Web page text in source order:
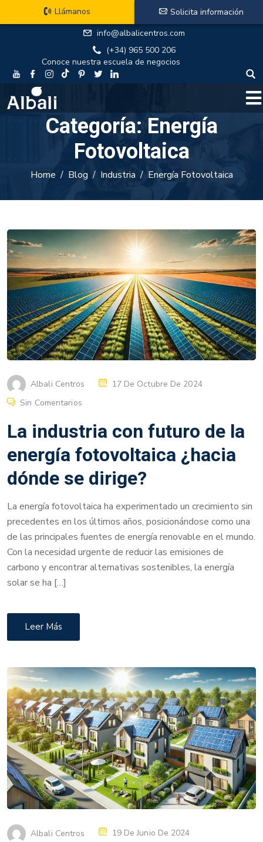
info@albalicentros.com
(+34) 965 500 206
Conoce nuestra escuela de negocios
Llámanos Solicita información
Categoría: Energía
Fotovoltaica
Home Blog Industria Energía Fotovoltaica
Albali Centros
17 De Octubre De 2024
Sin Comentarios
La industria con futuro de la
energía fotovoltaica ¿hacia
dónde se dirige?
La energía fotovoltaica ha experimentado un crecimiento sin
precedentes en los últimos años, posicionándose como una
de las principales fuentes de energía renovable en el mundo.
Con la necesidad urgente de reducir las emisiones de
carbono y encontrar alternativas sostenibles, la energía
solar se ha […]
Leer Más
Albali Centros
19 De Junio De 2024